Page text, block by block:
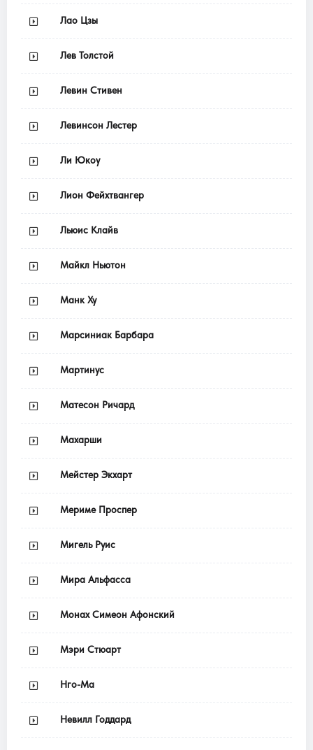
Лао Цзы
Лев Толстой
Левин Стивен
Левинсон Лестер
Ли Юкоу
Лион Фейхтвангер
Льюис Клайв
Майкл Ньютон
Манк Ху
Марсиниак Барбара
Мартинус
Матесон Ричард
Махарши
Мейстер Экхарт
Мериме Проспер
Мигель Руис
Мира Альфасса
Монах Симеон Афонский
Мэри Стюарт
Нго-Ма
Невилл Годдард